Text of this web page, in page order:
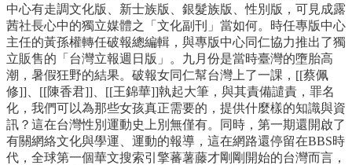
中心有走調文化版、新士族版、銀髮族版、性別版，可見成露
茜社長心中的獨立媒體之「文化副刊」當如何。時任專版中心
主任的黃孫權轉任破報總編輯，與專版中心同仁協力推出了獨
立販售的「台灣立報週日版」。九月份是當時臺灣的墮胎高
潮，暑假狂野的結果。破報女同仁幫台灣上了一課，[[蔡佩
修]]、[[陳香君]]、[[王錦華]]執起大筆，與其責備譴責，罪名
化，我們可以為那些女孩真正需要的，提供什麼樣的知識與資
訊？這在台灣性別運動史上別無僅有。同時，第一期還開啟了
有關網絡文化與學運、運動的報導，這在網路還停留在BBS時
代，全球第一個華文搜索引擎蕃薯藤才剛剛開始的台灣而言，